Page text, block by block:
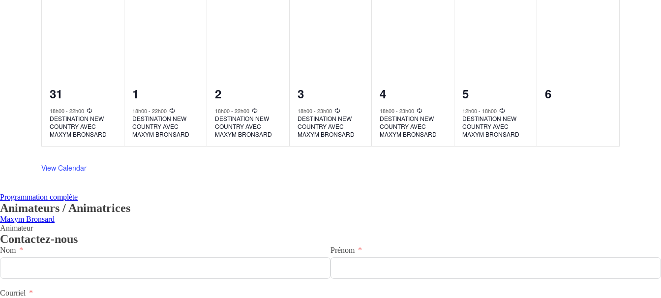
1
event,
31
18h00- 22h00
DESTINATION NEW
COUNTRY AVEC
MAXYM BRONSARD
1
event,
1
18h00- 22h00
DESTINATION NEW
COUNTRY AVEC
MAXYM BRONSARD
1
event,
2
18h00- 22h00
DESTINATION NEW
COUNTRY AVEC
MAXYM BRONSARD
1
event,
3
18h00- 23h00
DESTINATION NEW
COUNTRY AVEC
MAXYM BRONSARD
1
event,
4
18h00-23h00
DESTINATION NEW
COUNTRY AVEC
MAXYM BRONSARD
1
event,
5
12h00- 18h00
DESTINATION NEW
COUNTRY AVEC
MAXYM BRONSARD
0
6
View Calendar
Programmation complète
Animateurs / Animatrices
Maxym Bronsard
Animateur
Contactez-nous
Nom Prénom
Courriel